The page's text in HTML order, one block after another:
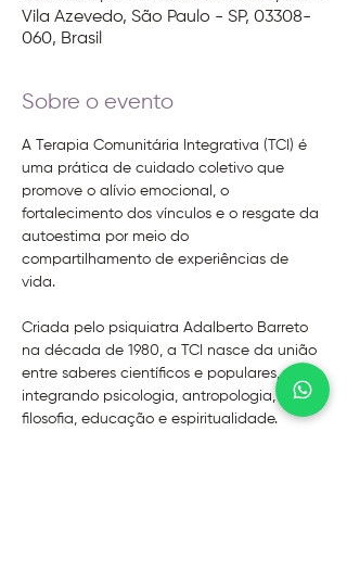
Vila Azevedo, São Paulo - SP, 03308-
060, Brasil
Sobre o evento
A Terapia Comunitária Integrativa (TCI) é
uma prática de cuidado coletivo que
promove o alívio emocional, o
fortalecimento dos vínculos e o resgate da
autoestima por meio do
compartilhamento de experiências de
vida.
Criada pelo psiquiatra Adalberto Barreto
na década de 1980, a TCI nasce da união
entre saberes científicos e populares,
integrando psicologia, antropologia,
filosofia, educação e espiritualidade.